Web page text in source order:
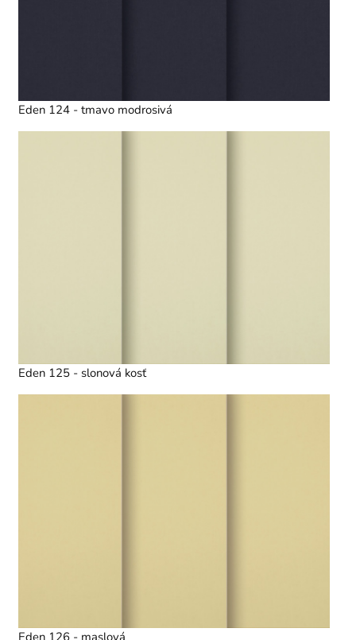
Eden 124 - tmavo modrosivá
Eden 125 - slonová kosť
Eden 126 - maslová